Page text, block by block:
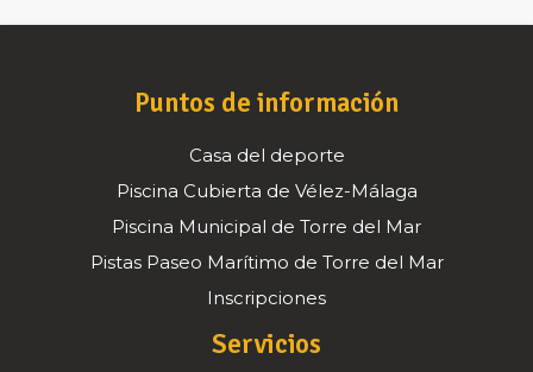
Puntos de información
Casa del deporte
Piscina Cubierta de Vélez-Málaga
Piscina Municipal de Torre del Mar
Pistas Paseo Marítimo de Torre del Mar
Inscripciones
Servicios